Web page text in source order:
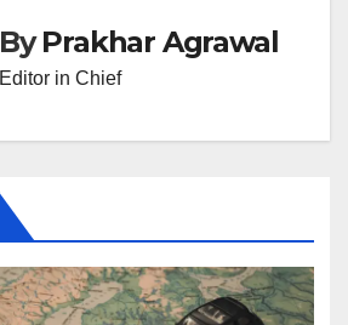
ByPrakhar Agrawal
Editor in Chief